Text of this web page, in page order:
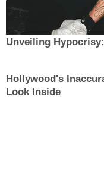
Unveiling
Hollywood's
Look Inside